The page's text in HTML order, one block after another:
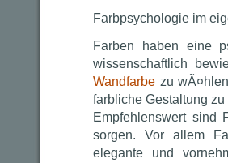
Farbpsychologie im
Farben haben eine
wissenschaftlich
Wandfarbe zu
farbliche Gestaltung zu
Empfehlenswert sind
sorgen. Vor allem
elegante und